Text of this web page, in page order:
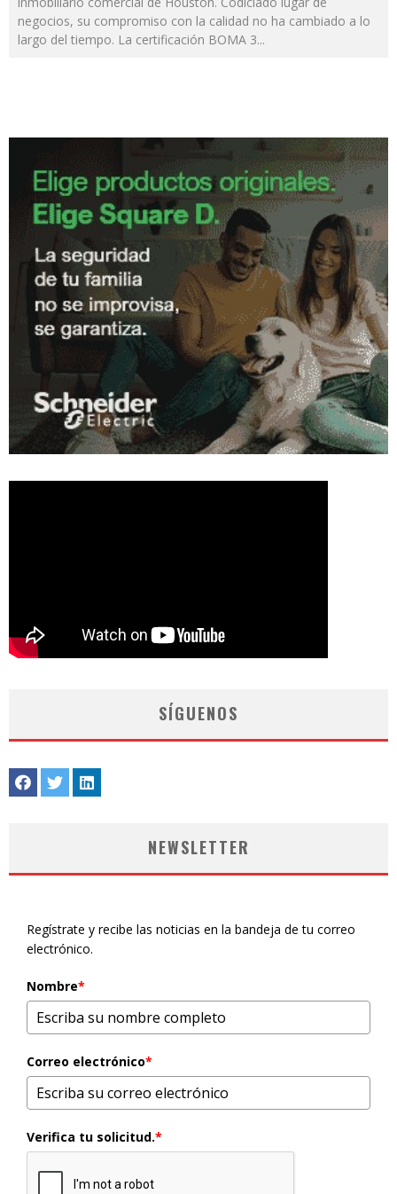
negocios, su compromiso con la calidad no ha cambiado a lo
largo del tiempo. La certificación BOMA 3...
SÍGUENOS
NEWSLETTER
Regístrate y recibe las noticias en la bandeja de tu correo
electrónico.
Nombre*
Correo electrónico*
Verifica tu solicitud.*